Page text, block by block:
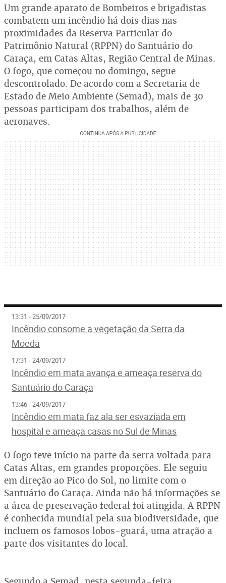
Um grande aparato de Bombeiros e brigadistas
combatem um incêndio há dois dias nas
proximidades da Reserva Particular do
Patrimônio Natural (RPPN) do Santuário do
Caraça, em Catas Altas, Região Central de Minas.
O fogo, que começou no domingo, segue
descontrolado. De acordo com a Secretaria de
Estado de Meio Ambiente (Semad), mais de 30
pessoas participam dos trabalhos, além de
aeronaves.
13:31 - 25/09/2017
Incêndio consome a vegetação da Serra da
Moeda
17:31 - 24/09/2017
Incêndio em mata avança e ameaça reserva do
Santuário do Caraça
13:46 - 24/09/2017
Incêndio em mata faz ala ser esvaziada em
hospital e ameaça casas no Sul de Minas
O fogo teve início na parte da serra voltada para
Catas Altas, em grandes proporções. Ele seguiu
em direção ao Pico do Sol, no limite com o
Santuário do Caraça. Ainda não há informações se
a área de preservação federal foi atingida. A RPPN
é conhecida mundial pela sua biodiversidade, que
incluem os famosos lobos-guará, uma atração a
parte dos visitantes do local.